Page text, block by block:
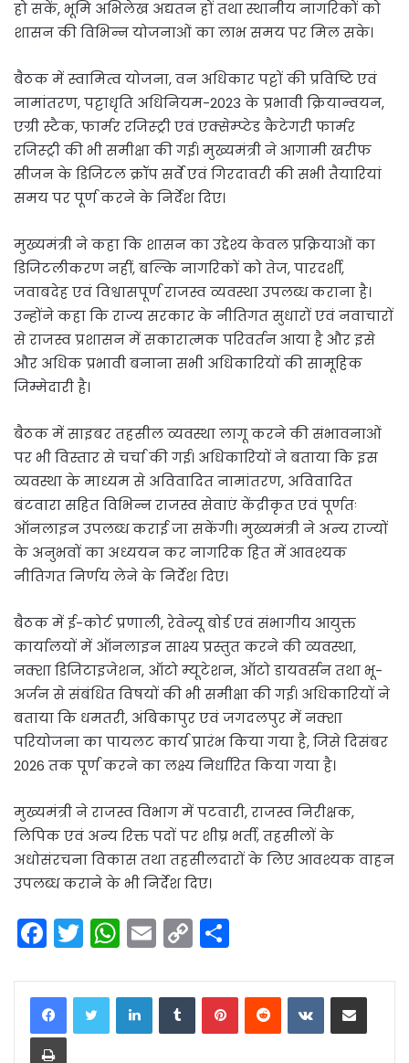
हो सकें, भूमि अभिलेख अद्यतन हों तथा स्थानीय नागरिकों को
शासन की विभिन्न योजनाओं का लाभ समय पर मिल सके।
बैठक में स्वामित्व योजना, वन अधिकार पट्टों की प्रविष्टि एवं
नामांतरण, पट्टाधृति अधिनियम-2023 के प्रभावी क्रियान्वयन,
एग्री स्टैक, फार्मर रजिस्ट्री एवं एक्सेम्प्टेड कैटेगरी फार्मर
रजिस्ट्री की भी समीक्षा की गई। मुख्यमंत्री ने आगामी खरीफ
सीजन के डिजिटल क्रॉप सर्वे एवं गिरदावरी की सभी तैयारियां
समय पर पूर्ण करने के निर्देश दिए।
मुख्यमंत्री ने कहा कि शासन का उद्देश्य केवल प्रक्रियाओं का
डिजिटलीकरण नहीं, बल्कि नागरिकों को तेज, पारदर्शी,
जवाबदेह एवं विश्वासपूर्ण राजस्व व्यवस्था उपलब्ध कराना है।
उन्होंने कहा कि राज्य सरकार के नीतिगत सुधारों एवं नवाचारों
से राजस्व प्रशासन में सकारात्मक परिवर्तन आया है और इसे
और अधिक प्रभावी बनाना सभी अधिकारियों की सामूहिक
जिम्मेदारी है।
बैठक में साइबर तहसील व्यवस्था लागू करने की संभावनाओं
पर भी विस्तार से चर्चा की गई। अधिकारियों ने बताया कि इस
व्यवस्था के माध्यम से अविवादित नामांतरण, अविवादित
बंटवारा सहित विभिन्न राजस्व सेवाएं केंद्रीकृत एवं पूर्णतः
ऑनलाइन उपलब्ध कराई जा सकेंगी। मुख्यमंत्री ने अन्य राज्यों
के अनुभवों का अध्ययन कर नागरिक हित में आवश्यक
नीतिगत निर्णय लेने के निर्देश दिए।
बैठक में ई-कोर्ट प्रणाली, रेवेन्यू बोर्ड एवं संभागीय आयुक्त
कार्यालयों में ऑनलाइन साक्ष्य प्रस्तुत करने की व्यवस्था,
नक्शा डिजिटाइजेशन, ऑटो म्यूटेशन, ऑटो डायवर्सन तथा भू-
अर्जन से संबंधित विषयों की भी समीक्षा की गई। अधिकारियों ने
बताया कि धमतरी, अंबिकापुर एवं जगदलपुर में नक्शा
परियोजना का पायलट कार्य प्रारंभ किया गया है, जिसे दिसंबर
2026 तक पूर्ण करने का लक्ष्य निर्धारित किया गया है।
मुख्यमंत्री ने राजस्व विभाग में पटवारी, राजस्व निरीक्षक,
लिपिक एवं अन्य रिक्त पदों पर शीघ्र भर्ती, तहसीलों के
अधोसंरचना विकास तथा तहसीलदारों के लिए आवश्यक वाहन
उपलब्ध कराने के भी निर्देश दिए।
F
a
c
e
b
T
w
itt
er
W
h
a
ts
E
m
ai
C
o
p ar
LinkedInTumblrPinterestReddit VKontakteShare via Email
Print